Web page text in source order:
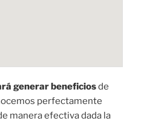
generar beneficiosde
perfectamente
manera efectiva dada la